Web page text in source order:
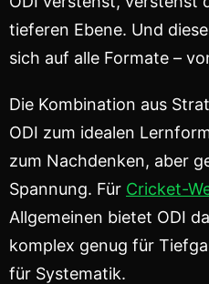
tieferen Ebene. Und
sich auf alle Formate –
Die Kombination aus
ODI zum idealen
zum Nachdenken, aber
Spannung. Für Cricket-
Allgemeinen bietet ODI
komplex genug für
für Systematik.